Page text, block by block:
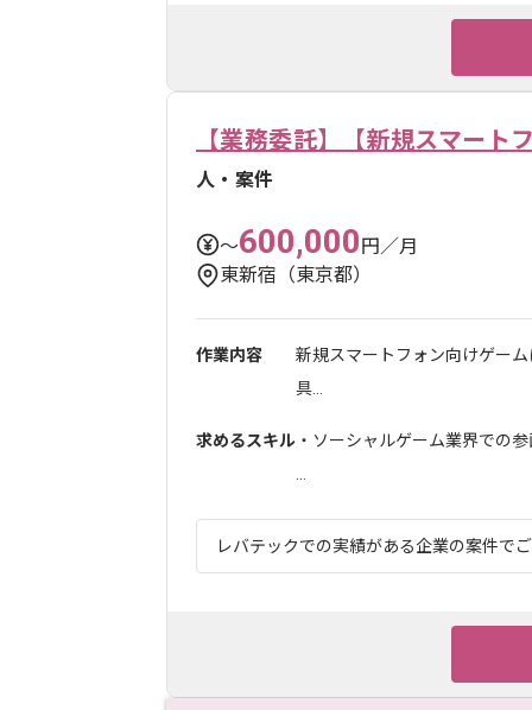
【業務委託】【新規スマート
人・案件
〜600,000円／月
東新宿（東京都）
作業内容
新規スマートフォン向けゲー
具...
求めるスキル ・ソーシャルゲーム業界での
レバテックでの実績がある企業の案件で